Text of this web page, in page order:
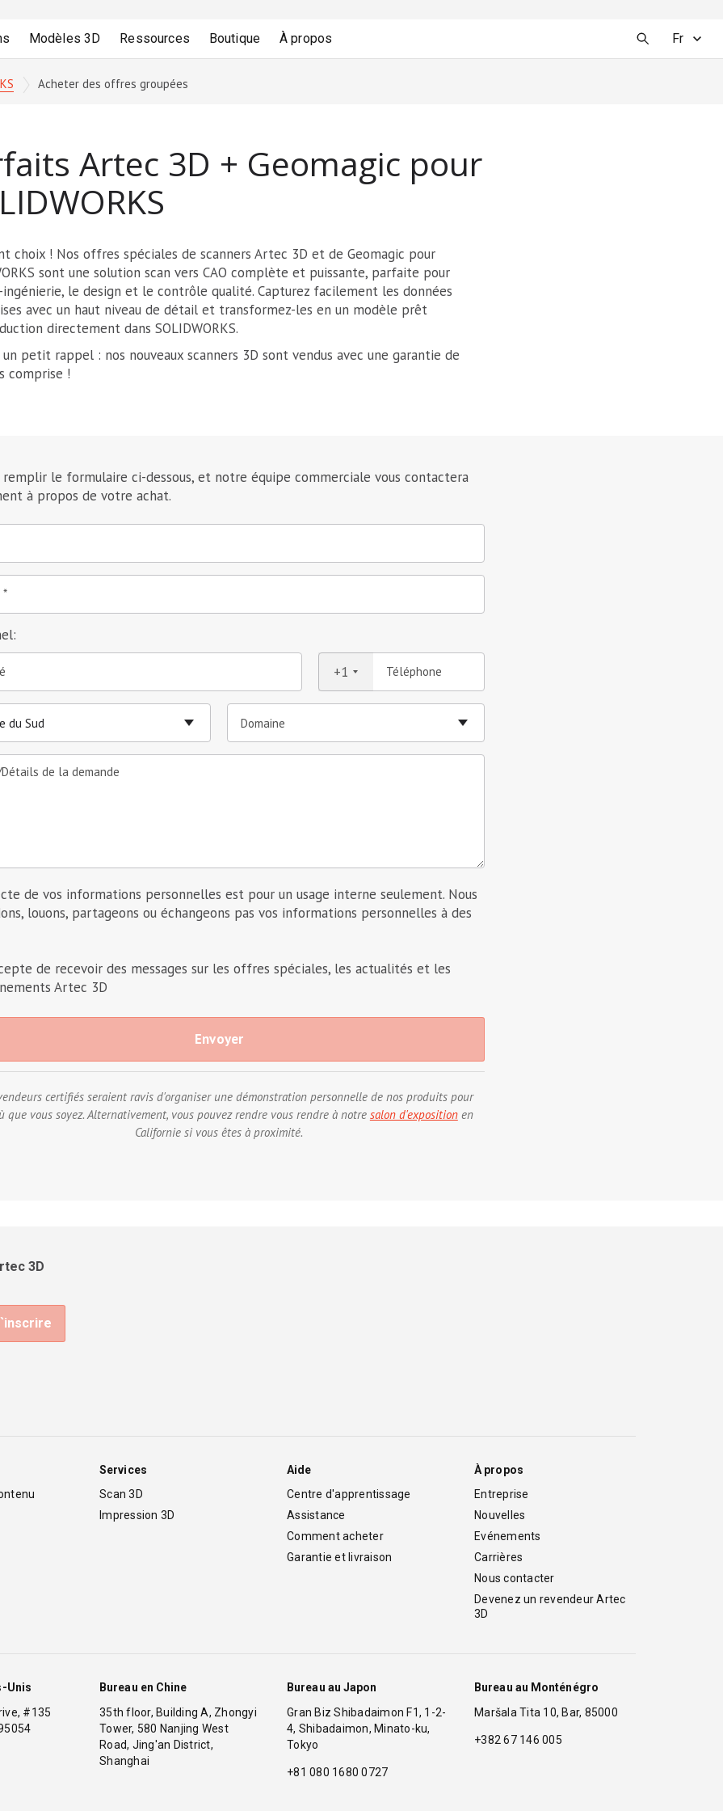
Modèles 3D Ressources Boutique À propos Fr
Acheter des offres groupées
Artec 3D + Geomagic pour
choix ! Nos offres spéciales de scanners Artec 3D et de Geomagic pour
sont une solution scan vers CAO complète et puissante, parfaite pour
le design et le contrôle qualité. Capturez facilement les données
avec un haut niveau de détail et transformez-les en un modèle prêt
directement dans SOLIDWORKS.
petit rappel : nos nouveaux scanners 3D sont vendus avec une garantie de
comprise !
remplir le formulaire ci-dessous, et notre équipe commerciale vous contactera
à propos de votre achat.
Téléphone
+1
du Sud
Domaine
de la demande
de vos informations personnelles est pour un usage interne seulement. Nous
louons, partageons ou échangeons pas vos informations personnelles à des
de recevoir des messages sur les offres spéciales, les actualités et les
Artec 3D
certifiés seraient ravis d'organiser une démonstration personnelle de nos produits pour
que vous soyez. Alternativement, vous pouvez rendre vous rendre à notre salon d'expositionen
Californie si vous êtes à proximité.
3D
Services
Scan 3D
Impression 3D
Aide
Centre d'apprentissage
Assistance
Comment acheter
Garantie et livraison
À propos
Entreprise
Nouvelles
Evénements
Carrières
Nous contacter
Devenez un revendeur Artec
3D
Unis
#135
Bureau en Chine
35th floor, Building A, Zhongyi
Tower, 580 Nanjing West
Road, Jing'an District,
Shanghai
Bureau au Japon
Gran Biz Shibadaimon F1, 1-2-
4, Shibadaimon, Minato-ku,
Tokyo
+81 080 1680 0727
Bureau au Monténégro
Maršala Tita 10, Bar, 85000
+382 67 146 005